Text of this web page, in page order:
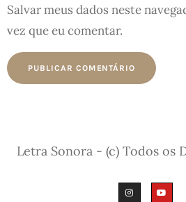
Salvar meus dados neste
vez que eu comentar.
Letra Sonora - (c) Todos os